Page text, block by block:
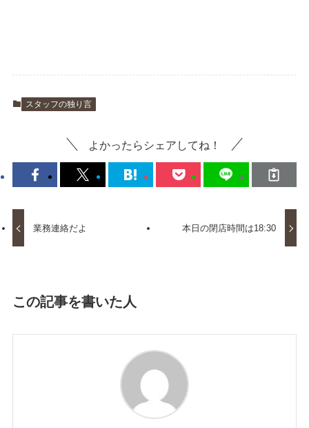
スタッフの独り言
よかったらシェアしてね！
業務連絡だよ 本日の閉店時間は18:30
この記事を書いた人